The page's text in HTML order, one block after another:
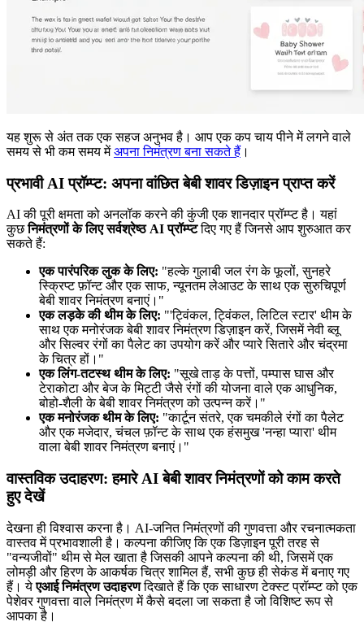
यह शुरू से अंत तक एक सहज अनुभव है। आप एक कप चाय पीने में लगने वाले
समय से भी कम समय मेंअपना निमंत्रण बना सकते हैं ।
प्रभावी AI प्रॉम्प्ट: अपना वांछित बेबी शावर डिज़ाइन प्राप्त करें
AI की पूरी क्षमता को अनलॉक करने की कुंजी एक शानदार प्रॉम्प्ट है। यहां
कुछनिमंत्रणों के लिए सर्वश्रेष्ठ AI प्रॉम्प्टदिए गए हैं जिनसे आप शुरुआत कर
सकते हैं:
एक पारंपरिक लुक के लिए: "हल्के गुलाबी जल रंग के फूलों, सुनहरे
स्क्रिप्ट फ़ॉन्ट और एक साफ, न्यूनतम लेआउट के साथ एक सुरुचिपूर्ण
बेबी शावर निमंत्रण बनाएं।"
एक लड़के की थीम के लिए: "'ट्विंकल, ट्विंकल, लिटिल स्टार' थीम के
साथ एक मनोरंजक बेबी शावर निमंत्रण डिज़ाइन करें, जिसमें नेवी ब्लू
और सिल्वर रंगों का पैलेट का उपयोग करें और प्यारे सितारे और चंद्रमा
के चित्र हों।"
एक लिंग-तटस्थ थीम के लिए: "सूखे ताड़ के पत्तों, पम्पास घास और
टेराकोटा और बेज के मिट्टी जैसे रंगों की योजना वाले एक आधुनिक,
बोहो-शैली के बेबी शावर निमंत्रण को उत्पन्न करें।"
एक मनोरंजक थीम के लिए: "कार्टून संतरे, एक चमकीले रंगों का पैलेट
और एक मजेदार, चंचल फ़ॉन्ट के साथ एक हंसमुख 'नन्हा प्यारा' थीम
वाला बेबी शावर निमंत्रण बनाएं।"
वास्तविक उदाहरण: हमारे AI बेबी शावर निमंत्रणों को काम करते
हुए देखें
देखना ही विश्वास करना है। AI-जनित निमंत्रणों की गुणवत्ता और रचनात्मकता
वास्तव में प्रभावशाली है। कल्पना कीजिए कि एक डिज़ाइन पूरी तरह से
"वन्यजीवों" थीम से मेल खाता है जिसकी आपने कल्पना की थी, जिसमें एक
लोमड़ी और हिरण के आकर्षक चित्र शामिल हैं, सभी कुछ ही सेकंड में बनाए गए
हैं। येएआई निमंत्रण उदाहरणदिखाते हैं कि एक साधारण टेक्स्ट प्रॉम्प्ट को एक
पेशेवर गुणवत्ता वाले निमंत्रण में कैसे बदला जा सकता है जो विशिष्ट रूप से
आपका है।